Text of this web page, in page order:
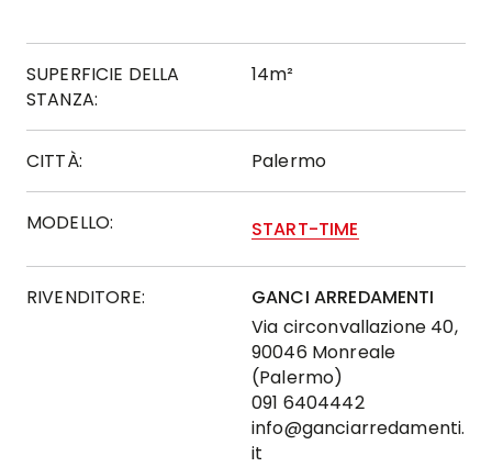
SUPERFICIE DELLA
STANZA:
14m²
CITTÀ: Palermo
MODELLO: START-TIME
RIVENDITORE:
GANCI ARREDAMENTI
Via circonvallazione 40,
90046 Monreale
(Palermo)
091 6404442
info@ganciarredamenti.
it